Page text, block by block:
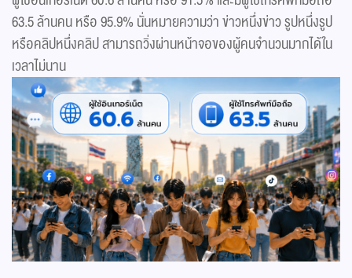
63.5 ล้านคน หรือ 95.9% นั่นหมายความว่า ข่าวหนึ่งข่าว รูปหนึ่งรูป
หรือคลิปหนึ่งคลิป สามารถวิ่งผ่านหน้าจอของผู้คนจำนวนมากได้ใน
เวลาไม่นาน